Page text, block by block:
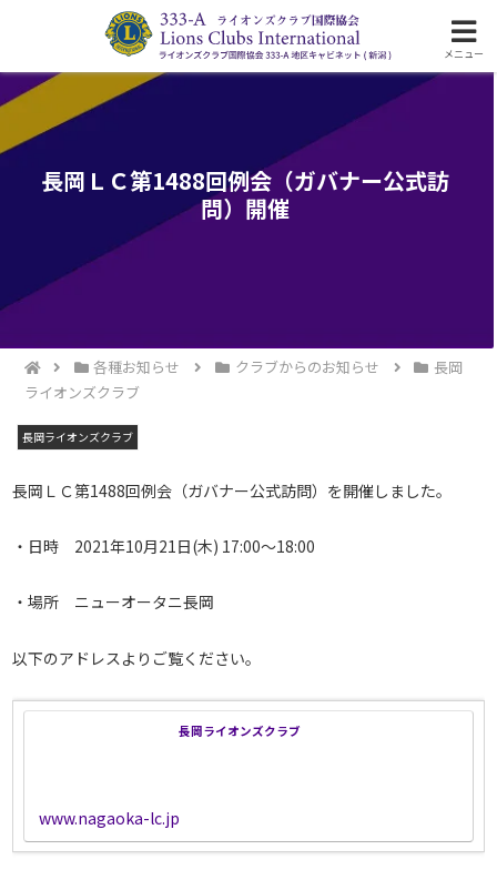
ライオンズクラブ国際協会333-A地区の活動
長岡ＬＣ第1488回例会（ガバナー公式訪
問）開催
各種お知らせ クラブからのお知らせ
長岡
ライオンズクラブ
長岡ライオンズクラブ
長岡ＬＣ第1488回例会（ガバナー公式訪問）を開催しました。
・日時 2021年10月21日(木) 17:00～18:00
・場所 ニューオータニ長岡
以下のアドレスよりご覧ください。
長岡ライオンズクラブ
www.nagaoka-lc.jp
メニュー